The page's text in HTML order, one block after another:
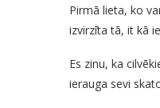
Pirmā lieta, ko
izvirzīta tā, it kā
Es zinu, ka
ierauga sevi